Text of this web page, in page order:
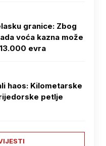
granice: Zbog
voća kazna može
evra
haos: Kilometarske
petlje